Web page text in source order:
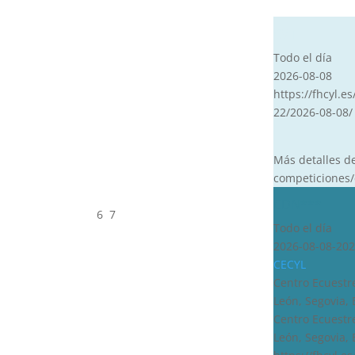
6 7
Todo el día
2026-08-08
https://
22/2026-08-08/
Más detalles
Todo el día
2026-08-08-
CECYL
Centro
León, Segovia,
Centro
León, Segovia,